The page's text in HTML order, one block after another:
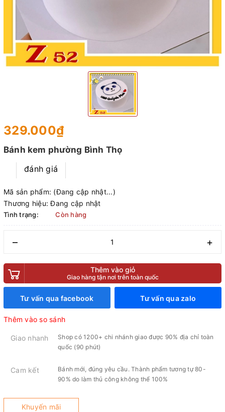
329.000₫
Bánh kem phường Bình Thọ
đánh giá
Mã sản phẩm: (Đang cập nhật...)
Thương hiệu: Đang cập nhật
Tình trạng: Còn hàng
– +
Thêm vào giỏ
Giao hàng tận nơi trên toàn quốc
Tư vấn qua facebook Tư vấn qua zalo
Thêm vào so sánh
Giao nhanh
Shop có 1200+ chi nhánh giao được 90% địa chỉ toàn
quốc (90 phút)
Cam kết
Bánh mới, đúng yêu cầu. Thành phẩm tương tự 80-
90% do làm thủ công không thể 100%
Khuyến mãi